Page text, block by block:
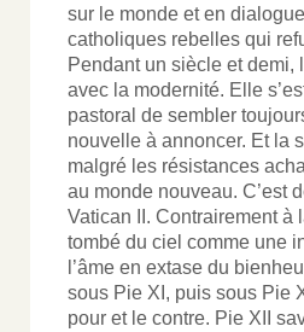
sur le monde et en
catholiques rebelles qui
Pendant un siècle et demi,
avec la modernité. Elle
pastoral de sembler
nouvelle à annoncer. Et la
malgré les résistances
au monde nouveau. C’est
Vatican II. Contrairement à
tombé du ciel comme une
l’âme en extase du
sous Pie XI, puis sous Pie
pour et le contre. Pie XII